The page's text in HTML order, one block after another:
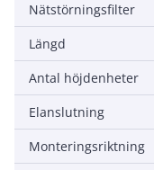
Nätstörningsfilter
Längd
Antal höjdenheter
Elanslutning
Monteringsriktning